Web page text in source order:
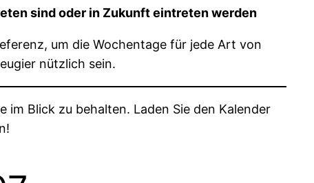
sind oder in Zukunft eintreten werden
um die Wochentage für jede Art von
nützlich sein.
im Blick zu behalten. Laden Sie den Kalender